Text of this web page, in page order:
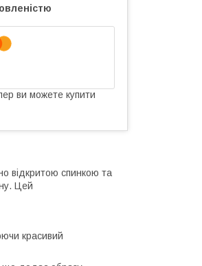
ви можете купити
відкритою спинкою та
Цей
красивий